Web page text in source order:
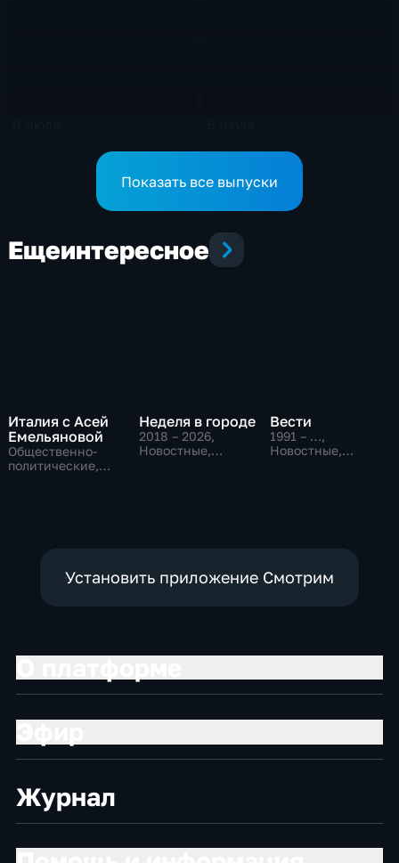
Показать все выпуски
Ещеинтересное
Италия с Асей
Емельяновой
Общественно-
политические,
Неделя в городе
2018 – 2026,
Новостные,
Вести
1991 – …,
Новостные,
Установить приложение Смотрим
Журнал